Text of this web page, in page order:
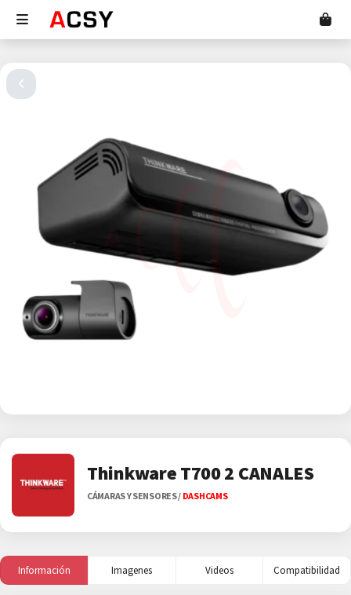
Thinkware T700 2 CANALES
CÁMARAS Y SENSORES/ DASHCAMS
Información Imagenes Videos Compatibilidad